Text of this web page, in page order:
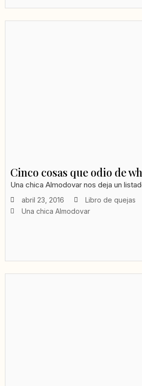
Cinco cosas que odio de
Una chica Almodovar nos deja un
abril 23, 2016
Libro de quejas
Una chica Almodovar